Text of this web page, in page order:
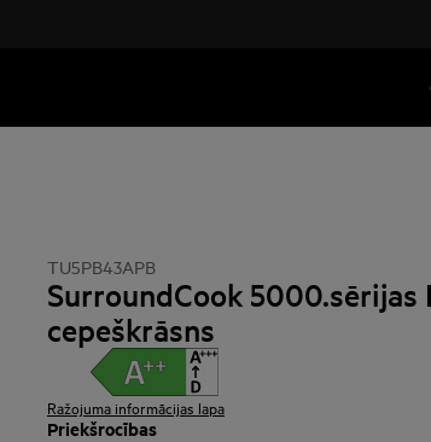
TU5PB43APB
SurroundCook 5000.sērijas
cepeškrāsns
Ražojuma informācijas lapa
Priekšrocības